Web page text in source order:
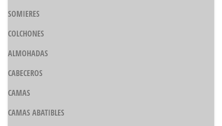
SOMIERES
COLCHONES
ALMOHADAS
CABECEROS
CAMAS
CAMAS ABATIBLES